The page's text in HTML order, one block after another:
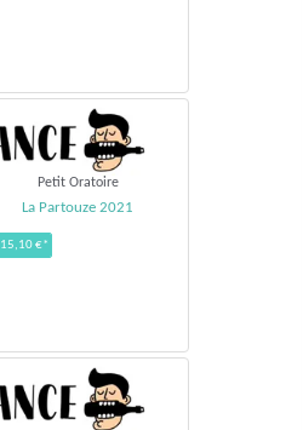
Petit Oratoire
La Partouze 2021
15,10 €*